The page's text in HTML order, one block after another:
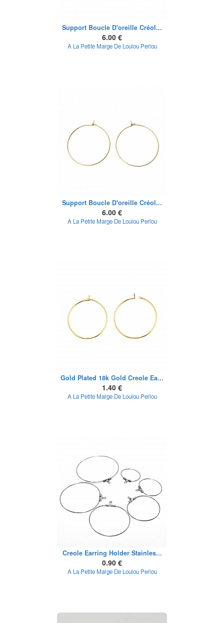
Support Boucle D'oreille Créol...
6.00 €
A La Petite Marge De Loulou Perlou
Support Boucle D'oreille Créol...
6.00 €
A La Petite Marge De Loulou Perlou
Gold Plated 18k Gold Creole Ea...
1.40 €
A La Petite Marge De Loulou Perlou
Creole Earring Holder Stainles...
0.90 €
A La Petite Marge De Loulou Perlou